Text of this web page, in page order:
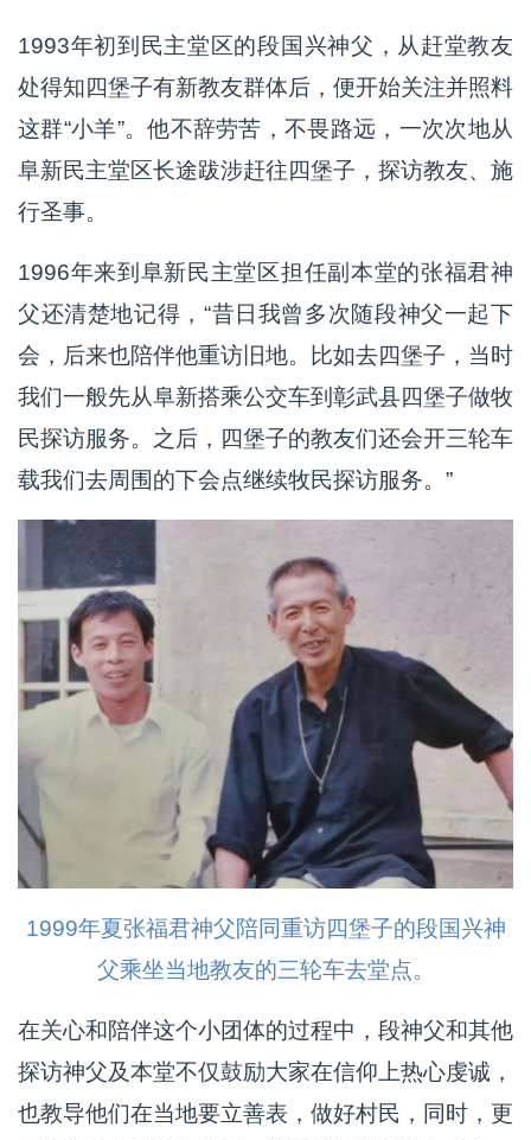
1993年初到民主堂区的段国兴神父，从赶堂教友
处得知四堡子有新教友群体后，便开始关注并照料
这群“小羊”。他不辞劳苦，不畏路远，一次次地从
阜新民主堂区长途跋涉赶往四堡子，探访教友、施
行圣事。
1996年来到阜新民主堂区担任副本堂的张福君神
父还清楚地记得，“昔日我曾多次随段神父一起下
会，后来也陪伴他重访旧地。比如去四堡子，当时
我们一般先从阜新搭乘公交车到彰武县四堡子做牧
民探访服务。之后，四堡子的教友们还会开三轮车
载我们去周围的下会点继续牧民探访服务。”
1999年夏张福君神父陪同重访四堡子的段国兴神
父乘坐当地教友的三轮车去堂点。
在关心和陪伴这个小团体的过程中，段神父和其他
探访神父及本堂不仅鼓励大家在信仰上热心虔诚，
也教导他们在当地要立善表，做好村民，同时，更